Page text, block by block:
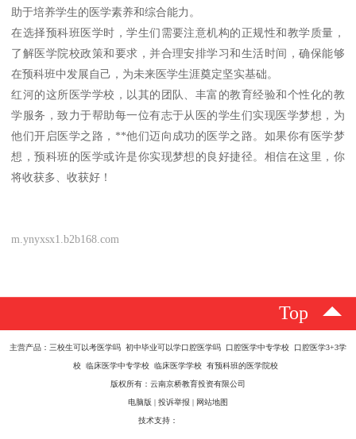
助于培养学生的医学素养和综合能力。
在选择预科班医学时，学生们需要注意机构的正规性和教学质量，
了解医学院校政策和要求，并合理安排学习和生活时间，确保能够
在预科班中发展自己，为未来医学生涯奠定坚实基础。
红河的这所医学学校，以其的团队、丰富的教育经验和个性化的教
学服务，致力于帮助每一位有志于从医的学生们实现医学梦想，为
他们开启医学之路，**他们迈向成功的医学之路。如果你有医学梦
想，预科班的医学或许是你实现梦想的良好捷径。相信在这里，你
将收获多、收获好！
m.ynyxsx1.b2b168.com
Top
主营产品：三校生可以考医学吗 初中毕业可以学口腔医学吗 口腔医学中专学校 口腔医学3+3学
校 临床医学中专学校 临床医学学校 有预科班的医学院校
版权所有：云南京桥教育投资有限公司
电脑版 | 投诉举报 | 网站地图
技术支持：